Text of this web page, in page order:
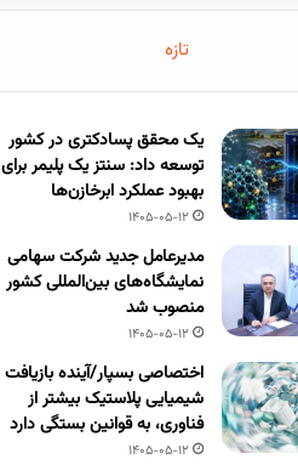
تازه
یک محقق پسادکتری در کشور
توسعه داد: سنتز یک پلیمر برای
بهبود عملکرد ابرخازن‌ها
1405-05-12
مدیرعامل جدید شرکت سهامی
نمایشگاه‌های بین‌المللی کشور
منصوب شد
1405-05-12
اختصاصی بسپار/آینده بازیافت
شیمیایی پلاستیک بیشتر از
فناوری، به قوانین بستگی دارد
1405-05-12